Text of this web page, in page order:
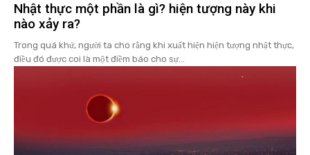
Nhật thực một phần là gì? hiện tượng này khi
nào xảy ra?
Trong quá khứ, người ta cho rằng khi xuất hiện hiện tượng nhật thực,
điều đó được coi là một điềm báo cho sự...